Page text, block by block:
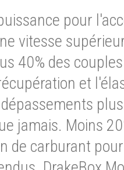
pour
vitesse
40% des
et
jamais. Moins
de carburant